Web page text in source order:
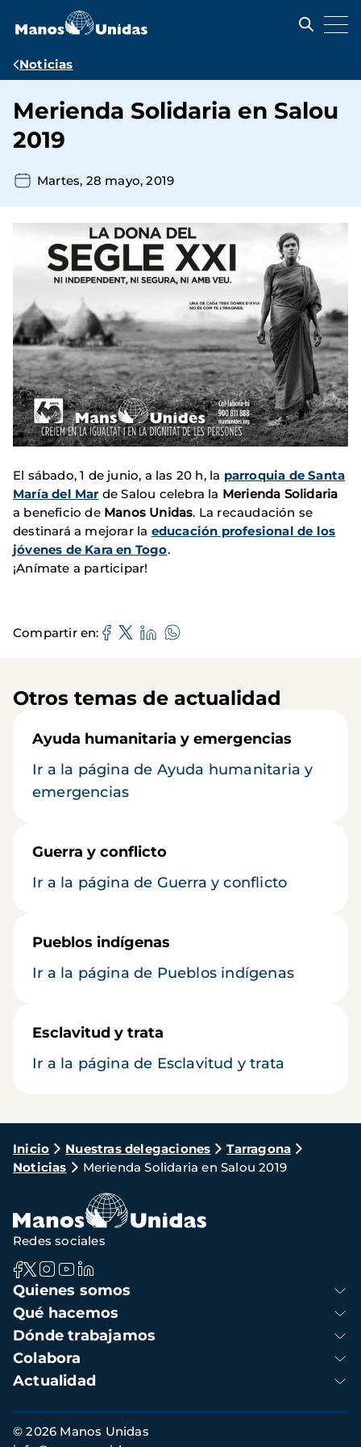
contenido
Ruta
navegación
Noticias
Merienda Solidaria en Salou
2019
Martes, 28 mayo, 2019
El sábado, 1 de junio, a las 20 h, la parroquia de Santa
María del Marde Salou celebra la Merienda Solidaria
a beneficio de Manos Unidas. La recaudación se
destinará a mejorar la educación profesional de los
jóvenes de Kara en Togo.
¡Anímate a participar!
Compartir en
Otros temas de actualidad
Ayuda humanitaria y emergencias
Ir a la página de Ayuda humanitaria y
emergencias
Guerra y conflicto
Ir a la página de Guerra y conflicto
Pueblos indígenas
Ir a la página de Pueblos indígenas
Esclavitud y trata
Ir a la página de Esclavitud y trata
Ruta
de
navegación
Inicio Nuestras delegaciones
Tarragona
Noticias
Merienda Solidaria en Salou 2019
Navegación
principal
Quienes somos
Qué hacemos
Dónde trabajamos
Colabora
Actualidad
Redes sociales
Información
© 2026 Manos Unidas